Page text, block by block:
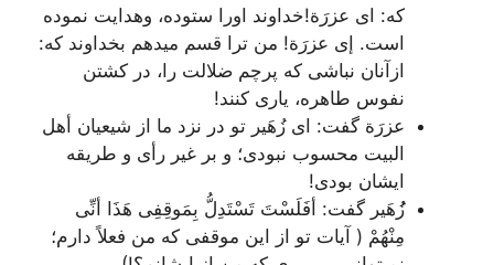
که: ای عزرَة!خداوند اورا ستوده، وهدایت نموده
است. إی عزرَة! من ترا قسم میدهم بخداوند که:
ازآنان نباشی که پرچم ضلالت را، در کشتن
نفوس طاهره، یاری کنند!
عزرَة گفت: ای زُهَیر تو در نزد ما از شیعیان أهل
البیت محسوب نبودی؛ و بر غیر رأی و طریقه
ایشان بودی!
زُُهَیر گفت: أفَلَسْتَ تَسْتَدِلُّ بِمَوقِفِی هَذَا أنِّی
مِنْهُمْ ( آیات تو از این موقفی که من فعلاً دارم؛